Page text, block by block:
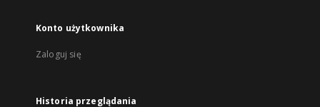
Konto użytkownika
Zaloguj się
Historia przeglądania